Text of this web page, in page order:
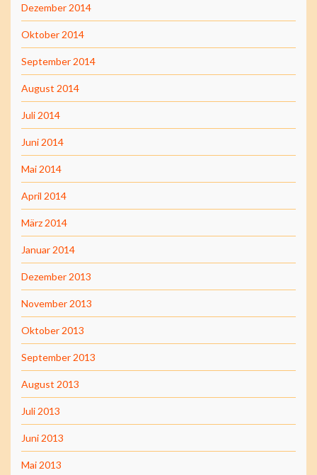
Dezember 2014
Oktober 2014
September 2014
August 2014
Juli 2014
Juni 2014
Mai 2014
April 2014
März 2014
Januar 2014
Dezember 2013
November 2013
Oktober 2013
September 2013
August 2013
Juli 2013
Juni 2013
Mai 2013